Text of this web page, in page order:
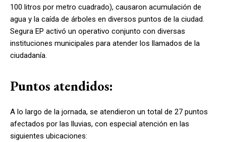
100 litros por metro cuadrado), causaron acumulación de
agua y la caída de árboles en diversos puntos de la ciudad.
Segura EP activó un operativo conjunto con diversas
instituciones municipales para atender los llamados de la
ciudadanía.
Puntos atendidos:
A lo largo de la jornada, se atendieron un total de 27 puntos
afectados por las lluvias, con especial atención en las
siguientes ubicaciones: